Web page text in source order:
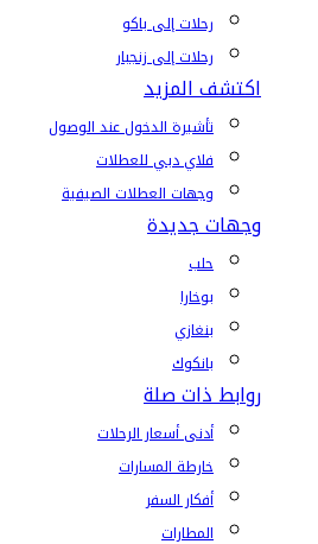
رحلات إلى باكو
رحلات إلى زنجبار
اكتشف المزيد
تأشيرة الدخول عند الوصول
فلاي دبي للعطلات
وجهات العطلات الصيفية
وجهات جديدة
حلب
بوخارا
بنغازي
بانكوك
روابط ذات صلة
أدنى أسعار الرحلات
خارطة المسارات
أفكار السفر
المطارات